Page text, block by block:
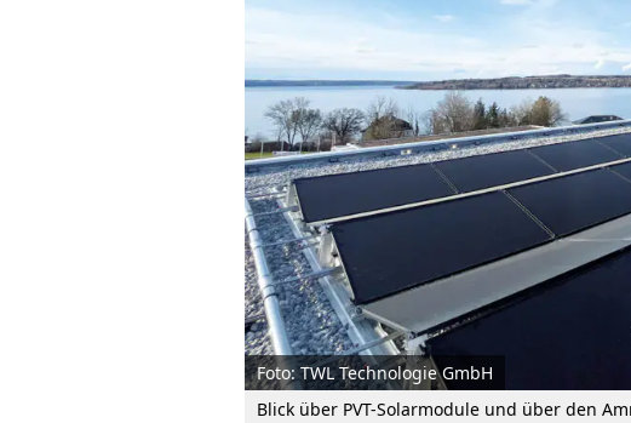
Foto: TWL Technologie GmbH
Blick über PVT-Solarmodule und über den